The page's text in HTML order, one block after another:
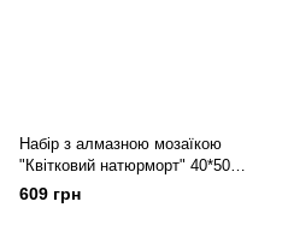
Набір з алмазною мозаїкою
"Квітковий натюрморт" 40*50
см, IDEA2-CK1252, ТМ
"99IDEAS"
609 грн